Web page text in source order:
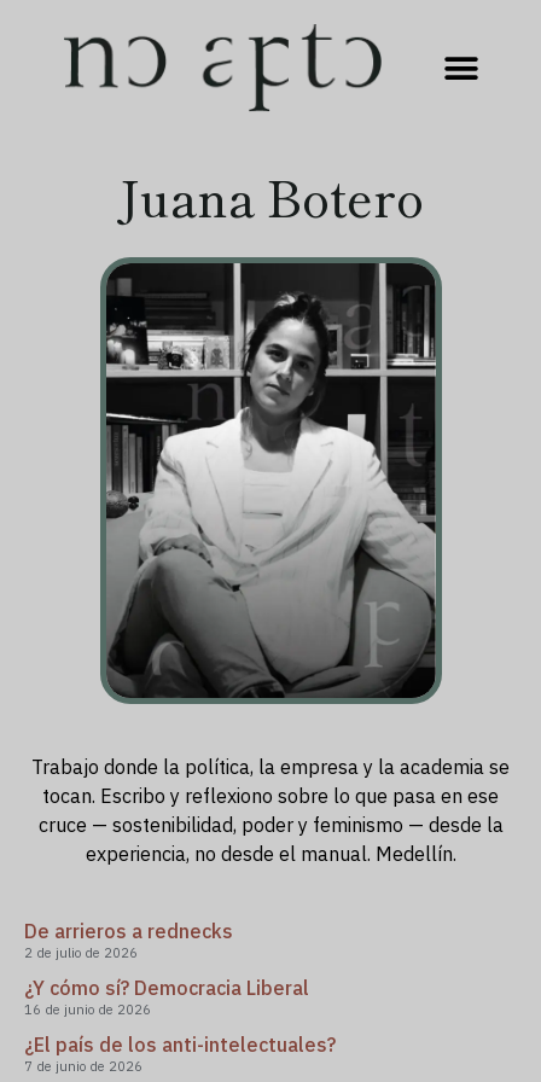
Juana Botero
Trabajo donde la política, la empresa y la academia se
tocan. Escribo y reflexiono sobre lo que pasa en ese
cruce — sostenibilidad, poder y feminismo — desde la
experiencia, no desde el manual. Medellín.
De arrieros a rednecks
2 de julio de 2026
¿Y cómo sí? Democracia Liberal
16 de junio de 2026
¿El país de los anti-intelectuales?
7 de junio de 2026